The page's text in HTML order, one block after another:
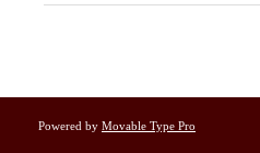
Powered by Movable Type Pro